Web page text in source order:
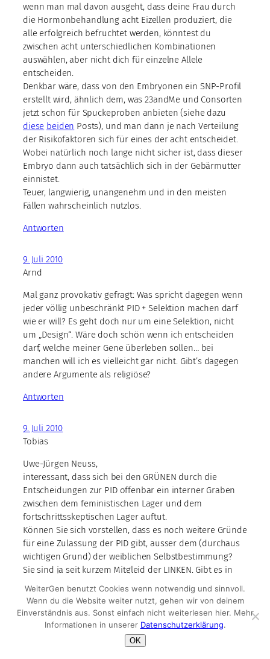
wenn man mal davon ausgeht, dass deine Frau durch
die Hormonbehandlung acht Eizellen produziert, die
alle erfolgreich befruchtet werden, könntest du
zwischen acht unterschiedlichen Kombinationen
auswählen, aber nicht dich für einzelne Allele
entscheiden.
Denkbar wäre, dass von den Embryonen ein SNP-Profil
erstellt wird, ähnlich dem, was 23andMe und Consorten
jetzt schon für Spuckeproben anbieten (siehe dazu
diese beiden Posts), und man dann je nach Verteilung
der Risikofaktoren sich für eines der acht entscheidet.
Wobei natürlich noch lange nicht sicher ist, dass dieser
Embryo dann auch tatsächlich sich in der Gebärmutter
einnistet.
Teuer, langwierig, unangenehm und in den meisten
Fällen wahrscheinlich nutzlos.
Antworten
9. Juli 2010
Arnd
Mal ganz provokativ gefragt: Was spricht dagegen wenn
jeder völlig unbeschränkt PID + Selektion machen darf
wie er will? Es geht doch nur um eine Selektion, nicht
um „Design“. Wäre doch schön wenn ich entscheiden
darf, welche meiner Gene überleben sollen… bei
manchen will ich es vielleicht gar nicht. Gibt’s dagegen
andere Argumente als religiöse?
Antworten
9. Juli 2010
Tobias
Uwe-Jürgen Neuss,
interessant, dass sich bei den GRÜNEN durch die
Entscheidungen zur PID offenbar ein interner Graben
zwischen dem feministischen Lager und dem
fortschrittsskeptischen Lager auftut.
Können Sie sich vorstellen, dass es noch weitere Gründe
für eine Zulassung der PID gibt, ausser dem (durchaus
wichtigen Grund) der weiblichen Selbstbestimmung?
Sie sind ja seit kurzem Mitgleid der LINKEN. Gibt es in
Ihrer neuen Partei eine einheitliche Meinung zum
Thema?
Antworten
WeiterGen benutzt Cookies wenn notwendig und sinnvoll.
Wenn du die Website weiter nutzt, gehen wir von deinem
Einverständnis aus. Sonst einfach nicht weiterlesen hier. Mehr
Informationen in unserer Datenschutzerklärung.
OK